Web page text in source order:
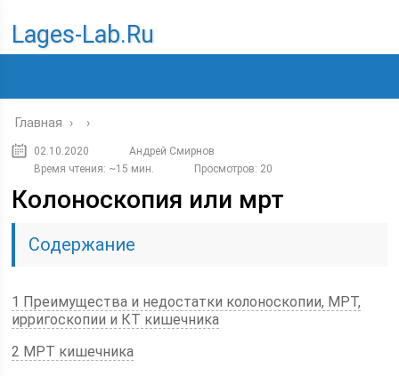
Lages-Lab.ru
Главная › ›
02.10.2020
Андрей Смирнов
Время чтения: ~15 мин.
Просмотров: 20
Колоноскопия или мрт
Содержание
1 Преимущества и недостатки колоноскопии, МРТ,
ирригоскопии и КТ кишечника
2 МРТ кишечника